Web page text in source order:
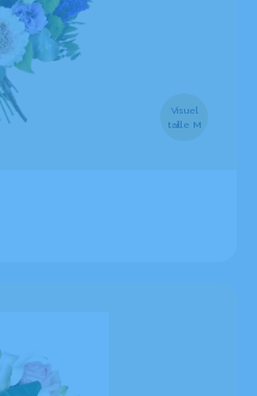
Visuel
taille M